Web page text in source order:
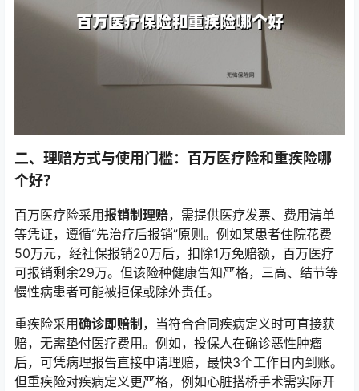
二、理赔方式与使用门槛：百万医疗险和重疾险哪
个好？
百万医疗险采用报销制理赔，需提供医疗发票、费用清单
等凭证，遵循“先治疗后报销”原则。例如某患者住院花费
50万元，经社保报销20万后，扣除1万免赔额，百万医疗
可报销剩余29万。但该险种健康告知严格，三高、结节等
慢性病患者可能被拒保或除外责任。
重疾险采用确诊即赔制，当符合合同疾病定义时可直接获
赔，无需垫付医疗费用。例如，投保人在确诊恶性肿瘤
后，可凭病理报告直接申请理赔，最快3个工作日内到账。
但重疾险对疾病定义更严格，例如心脏搭桥手术需实际开